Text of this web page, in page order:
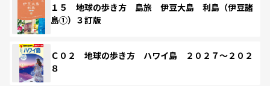
１５ 地球の歩き方 島旅 伊豆大島 利島（伊豆諸
島①）３訂版
Ｃ０２ 地球の歩き方 ハワイ島 ２０２７～２０２
８